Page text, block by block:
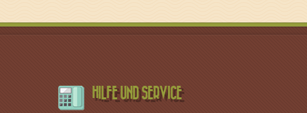
HILFE UND SERVICE